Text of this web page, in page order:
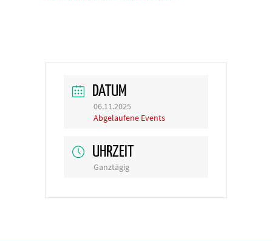
DATUM
06.11.2025
Abgelaufene Events
UHRZEIT
Ganztägig